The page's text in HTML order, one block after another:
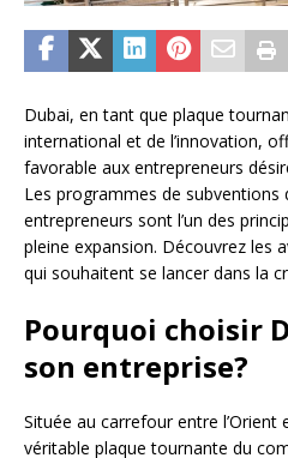
Dubai, en tant que plaque
international et de l’innovation,
favorable aux entrepreneurs
Les programmes de subventions
entrepreneurs sont l’un des
pleine expansion. Découvrez les
qui souhaitent se lancer dans la
Pourquoi choisir
son entreprise?
Située au carrefour entre l’Orient
véritable plaque tournante du